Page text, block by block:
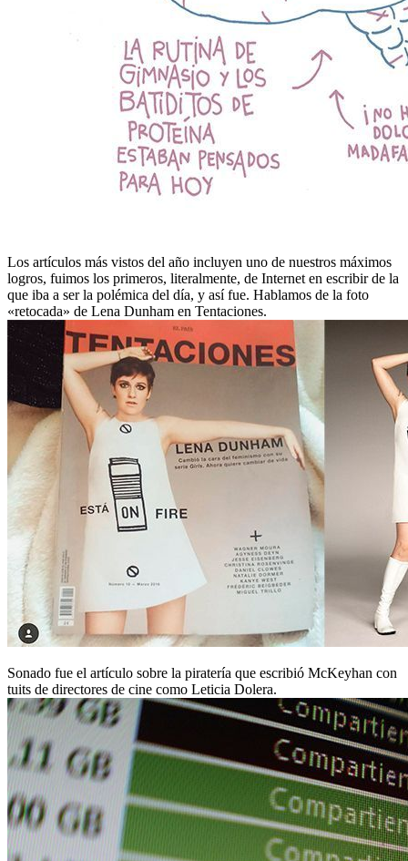
Los artículos más vistos del año incluyen uno de nuestros máximos
logros, fuimos los primeros, literalmente, de Internet en escribir de la
que iba a ser la polémica del día, y así fue. Hablamos de la foto
«retocada» de Lena Dunham en Tentaciones.
Sonado fue el artículo sobre la piratería que escribió McKeyhan con
tuits de directores de cine como Leticia Dolera.